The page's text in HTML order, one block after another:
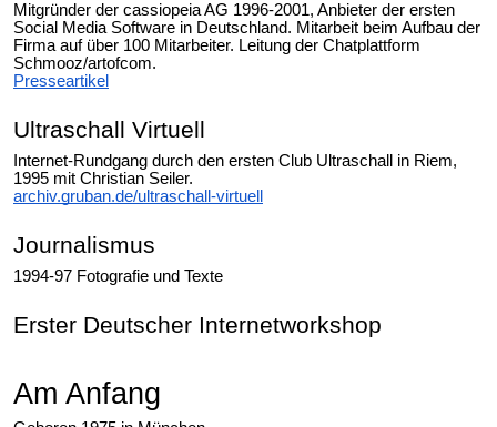
Mitgründer der cassiopeia AG 1996-2001, Anbieter der ersten
Social Media Software in Deutschland. Mitarbeit beim Aufbau der
Firma auf über 100 Mitarbeiter. Leitung der Chatplattform
Schmooz/artofcom.
Presseartikel
Ultraschall Virtuell
Internet-Rundgang durch den ersten Club Ultraschall in Riem,
1995 mit Christian Seiler.
archiv.gruban.de/ultraschall-virtuell
Journalismus
1994-97 Fotografie und Texte
Erster Deutscher Internetworkshop
Am Anfang